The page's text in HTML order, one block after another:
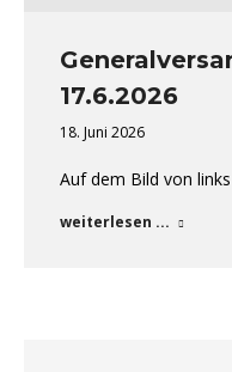
17.6.2026
18. Juni 2026
Auf dem Bild von
weiterlesen ...